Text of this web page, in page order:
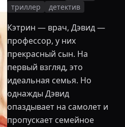
триллер
детектив
Кэтрин — врач, Дэвид —
профессор, у них
прекрасный сын. На
первый взгляд, это
идеальная семья. Но
однажды Дэвид
опаздывает на самолет и
пропускает семейное